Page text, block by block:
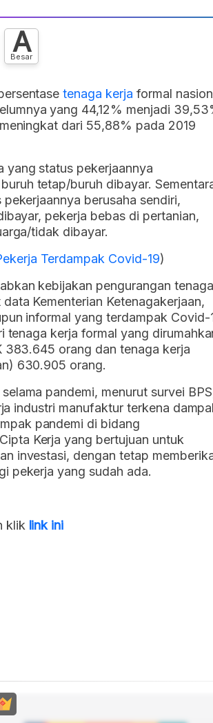
A
Besar
tenaga kerja formal
yang 44,12% menjadi
dari 55,88% pada 2019
yang status pekerjaannya
tetap/buruh dibayar.
berusaha sendiri,
pekerja bebas di pertanian,
tidak dibayar.
Terdampak Covid-19)
kebijakan pengurangan tenaga
Kementerian Ketenagakerjaan,
informal yang terdampak Covid-
tenaga kerja formal yang
383.645 orang dan tenaga kerja
630.905 orang.
pandemi, menurut survei
industri manufaktur terkena
pandemi di bidang
Kerja yang bertujuan untuk
investasi, dengan tetap
pekerja yang sudah ada.
klik link ini